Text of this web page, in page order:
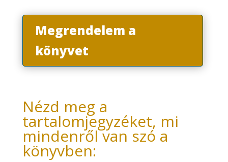
Megrendelem a
könyvet
Nézd meg a
tartalomjegyzéket, mi
mindenről van szó a
könyvben: